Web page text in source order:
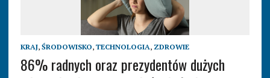
KRAJ, ŚRODOWISKO, TECHNOLOGIA, ZDROWIE
86% radnych oraz prezydentów dużych